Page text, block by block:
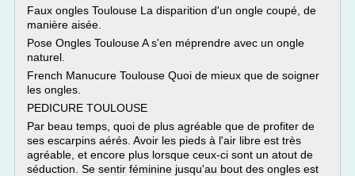
Faux ongles Toulouse La disparition d'un ongle coupé, de
manière aisée.
Pose Ongles Toulouse A s'en méprendre avec un ongle
naturel.
French Manucure Toulouse Quoi de mieux que de soigner
les ongles.
PEDICURE TOULOUSE
Par beau temps, quoi de plus agréable que de profiter de
ses escarpins aérés. Avoir les pieds à l'air libre est très
agréable, et encore plus lorsque ceux-ci sont un atout de
séduction. Se sentir féminine jusqu'au bout des ongles est